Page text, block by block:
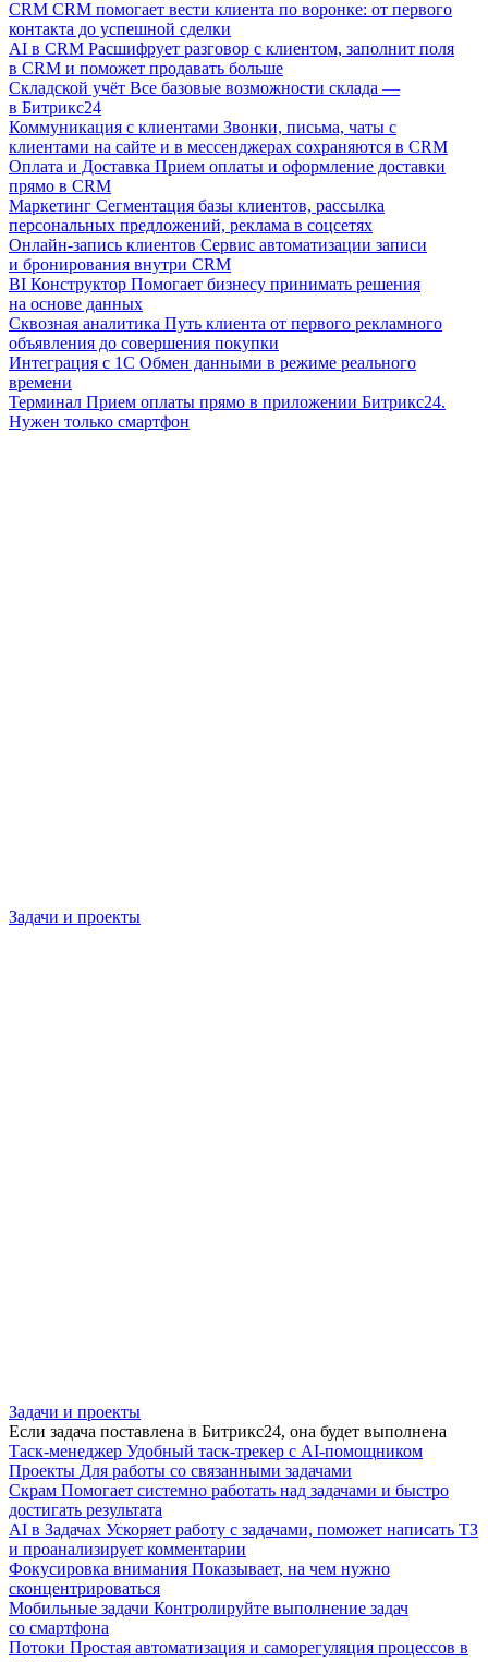
CRM CRM помогает вести клиента по воронке: от первого
контакта до успешной сделки
AI в CRM Расшифрует разговор с клиентом, заполнит поля
в CRM и поможет продавать больше
Складской учёт Все базовые возможности склада —
в Битрикс24
Коммуникация с клиентами Звонки, письма, чаты с
клиентами на сайте и в мессенджерах сохраняются в CRM
Оплата и Доставка Прием оплаты и оформление доставки
прямо в CRM
Маркетинг Сегментация базы клиентов, рассылка
персональных предложений, реклама в соцсетях
Онлайн-запись клиентов Сервис автоматизации записи
и бронирования внутри CRM
BI Конструктор Помогает бизнесу принимать решения
на основе данных
Сквозная аналитика Путь клиента от первого рекламного
объявления до совершения покупки
Интеграция с 1С Обмен данными в режиме реального
времени
Терминал Прием оплаты прямо в приложении Битрикс24.
Нужен только смартфон
Задачи и проекты
Задачи и проекты
Если задача поставлена в Битрикс24, она будет выполнена
Таск-менеджер Удобный таск-трекер с AI-помощником
Проекты Для работы со связанными задачами
Скрам Помогает системно работать над задачами и быстро
достигать результата
AI в Задачах Ускоряет работу с задачами, поможет написать ТЗ
и проанализирует комментарии
Фокусировка внимания Показывает, на чем нужно
сконцентрироваться
Мобильные задачи Контролируйте выполнение задач
со смартфона
Потоки Простая автоматизация и саморегуляция процессов в